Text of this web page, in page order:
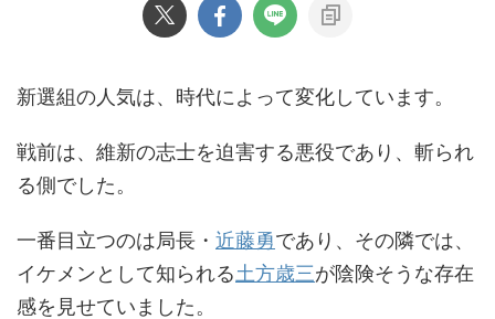
新選組の人気は、時代によって変化しています。
戦前は、維新の志士を迫害する悪役であり、斬られ
る側でした。
一番目立つのは局長・ 近藤勇であり、その隣では、
イケメンとして知られる土方歳三が陰険そうな存在
感を見せていました。